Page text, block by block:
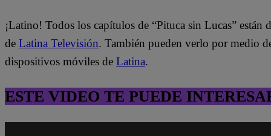
¡Latino! Todos los capítulos de “Pituca sin Lucas” están
de Latina Televisión. También pueden verlo por medio
dispositivos móviles de Latina.
ESTE VIDEO TE PUEDE